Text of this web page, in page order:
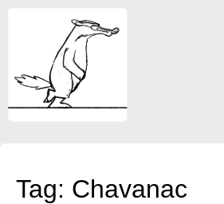
Tag: Chavanac